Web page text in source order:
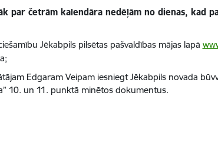
par četrām kalendāra nedēļām no dienas, kad
Jēkabpils pilsētas pašvaldības mājas lapā
Edgaram Veipam iesniegt Jēkabpils novada
10. un 11. punktā minētos dokumentus.